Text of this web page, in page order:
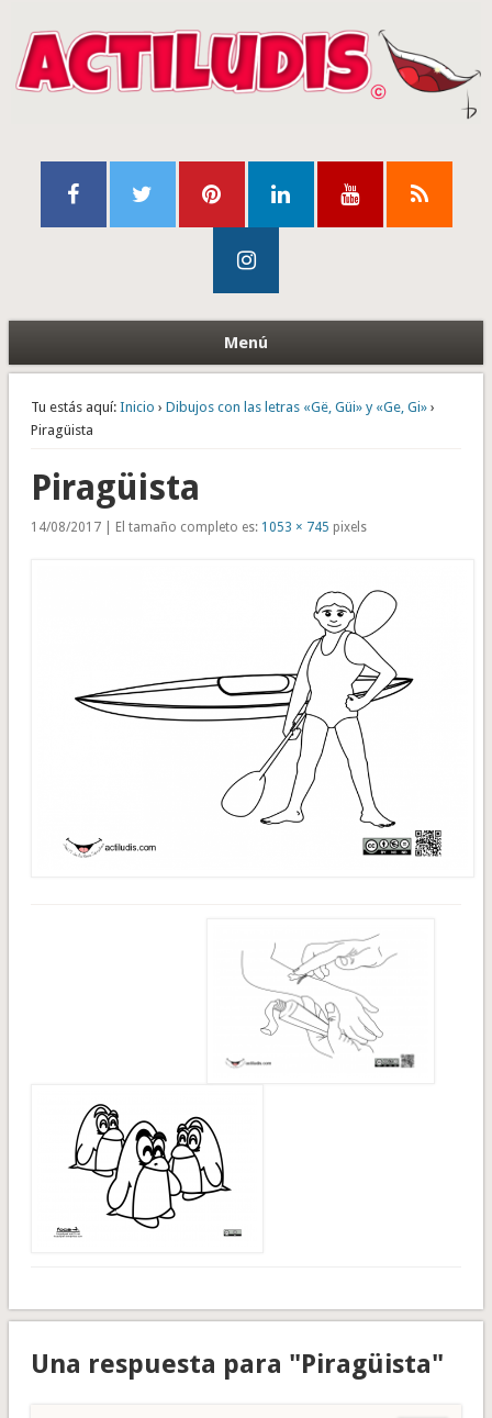
Menú
Tu estás aquí: Inicio › Dibujos con las letras «Gë, Güi» y «Ge, Gi»›
Piragüista
Piragüista
14/08/2017 | El tamaño completo es: 1053 × 745 pixels
Una respuesta para "Piragüista"